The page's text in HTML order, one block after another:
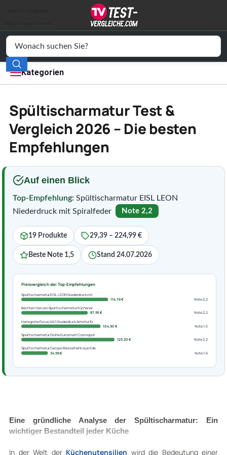
Kategorien
Elektronik
Freizeit
Mode
Wohnen
Service
Spültischarmatur Test &
Vergleich 2026 – Die besten
Empfehlungen
Auf einen Blick
Top-Empfehlung: Spültischarmatur EISL LEON
Niederdruck mit Spiralfeder
Note 2,2
19 Produkte 29,39 – 224,99 €
Beste Note 1,5 Stand 24.07.2026
Preisvergleich der Top-Empfehlungen
Spültischarmatur EISL LEON Niederdruck mit
114,76 €
Note 2,2
Bächlein Varvaro Spültischarmatur Küchenar
87,95 €
Note 2,2
Hansgrohe Focus M41 Niederdruck Armatur fü
104,90 €
Note 1,5
Spültischarmatur Grohe Eurosmart Cosmopoli
123,20 €
Note 2,2
Spültischarmatur Cecipa Wasserhahn aus Ede
34,99 €
Note 1,6
Eine gründliche Analyse der Spültischarmatur: Ein
wichtiger Bestandteil jeder Küche
In der Welt der Küchenutensilien wird die Bedeutung einer